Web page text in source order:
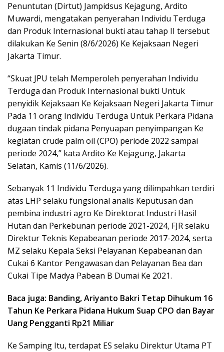
Penuntutan (Dirtut) Jampidsus Kejagung, Ardito
Muwardi, mengatakan penyerahan Individu Terduga
dan Produk Internasional bukti atau tahap II tersebut
dilakukan Ke Senin (8/6/2026) Ke Kejaksaan Negeri
Jakarta Timur.
“Skuat JPU telah Memperoleh penyerahan Individu
Terduga dan Produk Internasional bukti Untuk
penyidik Kejaksaan Ke Kejaksaan Negeri Jakarta Timur
Pada 11 orang Individu Terduga Untuk Perkara Pidana
dugaan tindak pidana Penyuapan penyimpangan Ke
kegiatan crude palm oil (CPO) periode 2022 sampai
periode 2024,” kata Ardito Ke Kejagung, Jakarta
Selatan, Kamis (11/6/2026).
Sebanyak 11 Individu Terduga yang dilimpahkan terdiri
atas LHP selaku fungsional analis Keputusan dan
pembina industri agro Ke Direktorat Industri Hasil
Hutan dan Perkebunan periode 2021-2024, FJR selaku
Direktur Teknis Kepabeanan periode 2017-2024, serta
MZ selaku Kepala Seksi Pelayanan Kepabeanan dan
Cukai 6 Kantor Pengawasan dan Pelayanan Bea dan
Cukai Tipe Madya Pabean B Dumai Ke 2021.
Baca juga: Banding, Ariyanto Bakri Tetap Dihukum 16
Tahun Ke Perkara Pidana Hukum Suap CPO dan Bayar
Uang Pengganti Rp21 Miliar
Ke Samping Itu, terdapat ES selaku Direktur Utama PT